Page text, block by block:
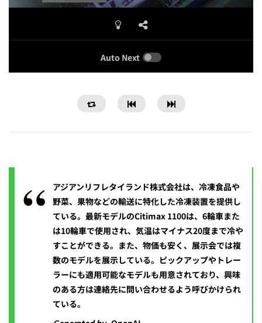
Auto Next
アジアンリフレタイランド株式会社は、冷凍食品や
野菜、果物などの輸送に特化した冷凍装置を提供し
ている。最新モデルのCitimax 1100は、6輪車また
は10輪車で使用され、気温はマイナス20度まで冷や
すことができる。また、物価も安く、展示会では複
数のモデルを展示している。ピックアップやトレー
ラーにも適用可能なモデルも用意されており、興味
のある方は連絡先に問い合わせるよう呼びかけられ
ている。